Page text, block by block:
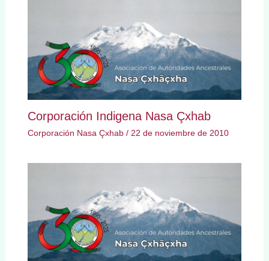
Corporación Indigena Nasa Çxhab
Corporación Nasa Çxhab/ 22 de noviembre de 2010